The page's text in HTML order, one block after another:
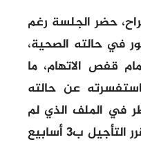
حضر الجلسة رغم
في حالته الصحية،
قفص الاتهام، ما
عن حالته
في الملف الذي لم
يدم إلا دقائق معدودات لتقرر التأجيل ب3 أسابيع